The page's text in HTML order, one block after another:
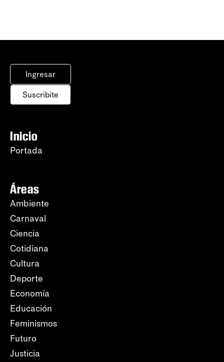
Ingresar
Suscribite
Inicio
Portada
Áreas
Ambiente
Carnaval
Ciencia
Cotidiana
Cultura
Deporte
Economía
Educación
Feminismos
Futuro
Justicia